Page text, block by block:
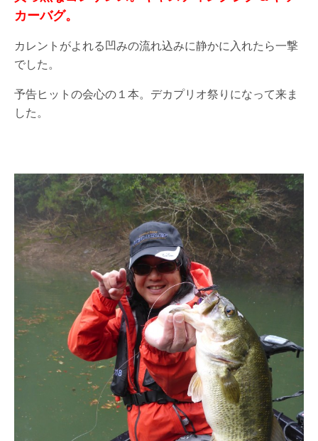
カーバグ。
カレントがよれる凹みの流れ込みに静かに入れたら一撃
でした。
予告ヒットの会心の１本。デカプリオ祭りになって来ま
した。